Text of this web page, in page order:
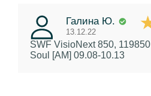
Галина Ю.
13.12.22
SWF VisioNext 850, 119850
Soul [AM] 09.08-10.13